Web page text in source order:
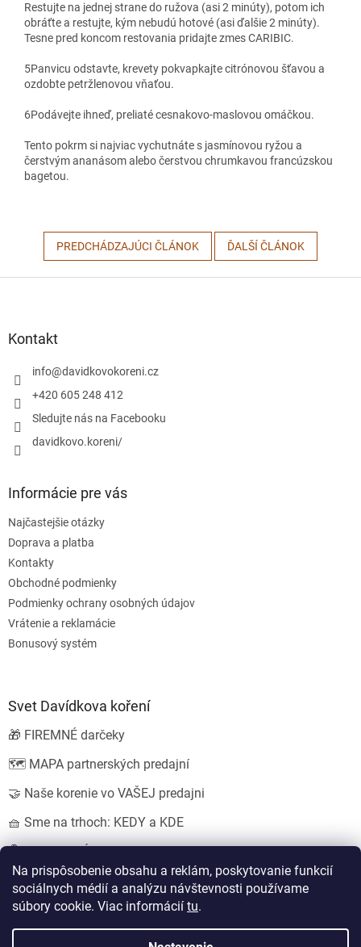
Na prispôsobenie obsahu a reklám, poskytovanie funkcií
sociálnych médií a analýzu návštevnosti používame
súbory cookie. Viac informácií tu.
Restujte na jednej strane do ružova (asi 2 minúty), potom ich
obráťte a restujte, kým nebudú hotové (asi ďalšie 2 minúty).
Tesne pred koncom restovania pridajte zmes CARIBIC.
5Panvicu odstavte, krevety pokvapkajte citrónovou šťavou a
ozdobte petržlenovou vňaťou.
6Podávejte ihneď, preliaté cesnakovo-maslovou omáčkou.
Tento pokrm si najviac vychutnáte s jasmínovou ryžou a
čerstvým ananásom alebo čerstvou chrumkavou francúzskou
bagetou.
PREDCHÁDZAJÚCI ČLÁNOK ĎALŠÍ ČLÁNOK
Kontakt
info@davidkovokoreni.cz
+420 605 248 412
Sledujte nás na Facebooku
davidkovo.koreni/
Informácie pre vás
Najčastejšie otázky
Doprava a platba
Kontakty
Obchodné podmienky
Podmienky ochrany osobných údajov
Vrátenie a reklamácie
Bonusový systém
Svet Davídkova koření
🎁 FIREMNÉ darčeky
🗺️ MAPA partnerských predajní
🤝 Naše korenie vo VAŠEJ predajni
🧺 Sme na trhoch: KEDY a KDE
EshopyUmíme.cz